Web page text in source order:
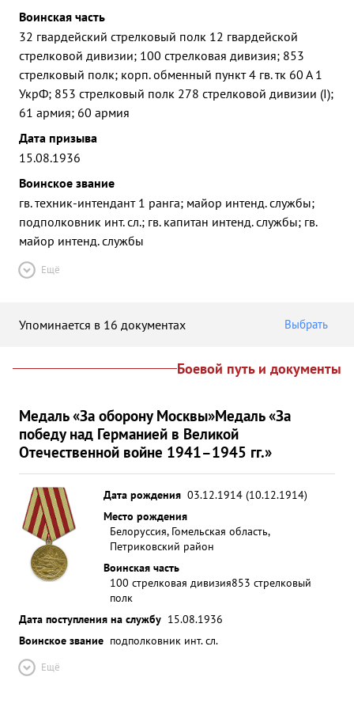
Воинская часть
32 гвардейский стрелковый полк 12 гвардейской
стрелковой дивизии; 100 стрелковая дивизия; 853
стрелковый полк; корп. обменный пункт 4 гв. тк 60 А 1
УкрФ; 853 стрелковый полк 278 стрелковой дивизии (I);
61 армия; 60 армия
Дата призыва
15.08.1936
Воинское звание
гв. техник-интендант 1 ранга; майор интенд. службы;
подполковник инт. сл.; гв. капитан интенд. службы; гв.
майор интенд. службы
Ещё
Упоминается в 16 документах Выбрать
Боевой путь и документы
Медаль «За оборону Москвы»Медаль «За
победу над Германией в Великой
Отечественной войне 1941–1945 гг.»
Дата рождения 03.12.1914 (10.12.1914)
Место рождения
Белоруссия, Гомельская область,
Петриковский район
Воинская часть
100 стрелковая дивизия853 стрелковый
полк
Дата поступления на службу 15.08.1936
Воинское звание подполковник инт. сл.
Ещё